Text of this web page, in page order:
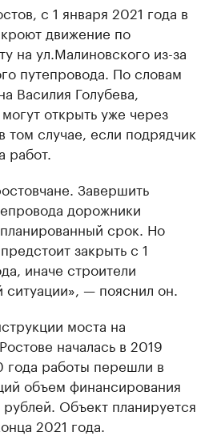
с 1 января 2021 года в
движение по
на ул.Малиновского из-за
путепровода. По словам
Василия Голубева,
открыть уже через
том случае, если подрядчик
работ.
Завершить
дорожники
срок. Но
закрыть с 1
иначе строители
— пояснил он.
моста на
началась в 2019
года работы перешли в
объем финансирования
Объект планируется
2021 года.